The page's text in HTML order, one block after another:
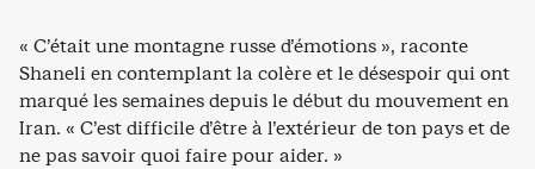
« C’était une montagne russe d’émotions », raconte
Shaneli en contemplant la colère et le désespoir qui ont
marqué les semaines depuis le début du mouvement en
Iran. « C’est difficile d’être à l’extérieur de ton pays et de
ne pas savoir quoi faire pour aider. »